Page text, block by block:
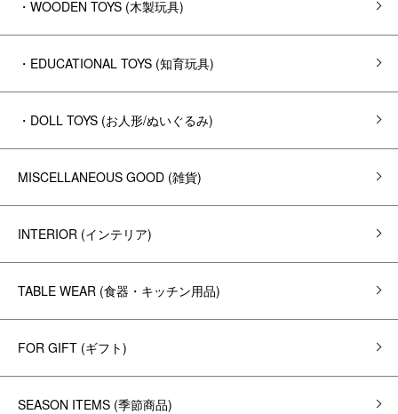
・WOODEN TOYS (木製玩具)
・EDUCATIONAL TOYS (知育玩具)
・DOLL TOYS (お人形/ぬいぐるみ)
MISCELLANEOUS GOOD (雑貨)
INTERIOR (インテリア)
TABLE WEAR (食器・キッチン用品)
FOR GIFT (ギフト)
SEASON ITEMS (季節商品)